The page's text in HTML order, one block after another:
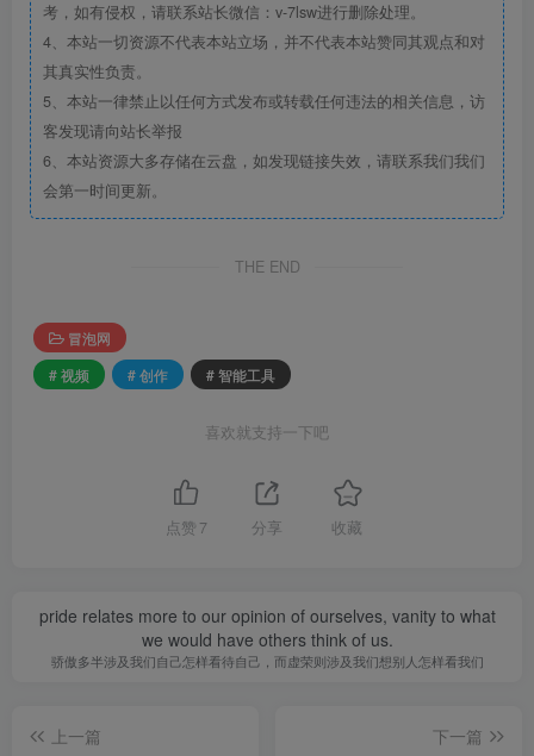
考，如有侵权，请联系站长微信：v-7lsw进行删除处理。
4、本站一切资源不代表本站立场，并不代表本站赞同其观点和对
其真实性负责。
5、本站一律禁止以任何方式发布或转载任何违法的相关信息，访
客发现请向站长举报
6、本站资源大多存储在云盘，如发现链接失效，请联系我们我们
会第一时间更新。
THE END
冒泡网
# 视频
# 创作 # 智能工具
喜欢就支持一下吧
点赞 7 分享 收藏
pride relates more to our opinion of ourselves, vanity to what
we would have others think of us.
骄傲多半涉及我们自己怎样看待自己，而虚荣则涉及我们想别人怎样看我们
上一篇
下一篇